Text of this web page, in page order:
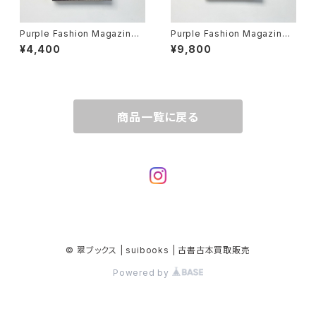
Purple Fashion Magazine F
all Winter 2013/2014 Vol 3,
Issue 20
¥4,400
Purple Fashion Magazine F
all Winter 2004/05 Year13,
number2
¥9,800
商品一覧に戻る
© 翠ブックス | suibooks | 古書古本買取販売
Powered by